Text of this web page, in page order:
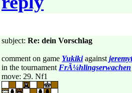
subject: Re: dein Vorschlag
comment on game Yukikiagainst jeremyt
in the tournament FrÃ¼hlingserwachen
move: 29. Nf1